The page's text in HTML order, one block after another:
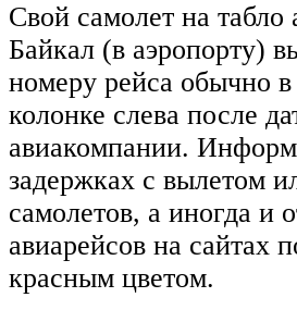
Свой самолет на табло
Байкал (в аэропорту)
номеру рейса обычно в
колонке слева после
авиакомпании.
задержках с вылетом
самолетов, а иногда и
авиарейсов на сайтах
красным цветом.